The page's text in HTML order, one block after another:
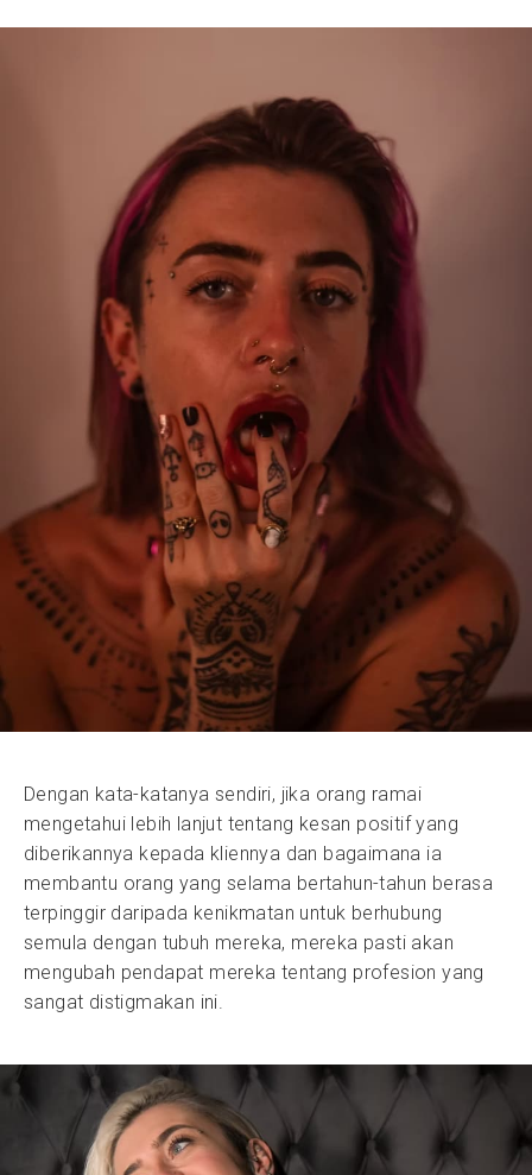
Dengan kata-katanya sendiri, jika orang ramai
mengetahui lebih lanjut tentang kesan positif yang
diberikannya kepada kliennya dan bagaimana ia
membantu orang yang selama bertahun-tahun berasa
terpinggir daripada kenikmatan untuk berhubung
semula dengan tubuh mereka, mereka pasti akan
mengubah pendapat mereka tentang profesion yang
sangat distigmakan ini.